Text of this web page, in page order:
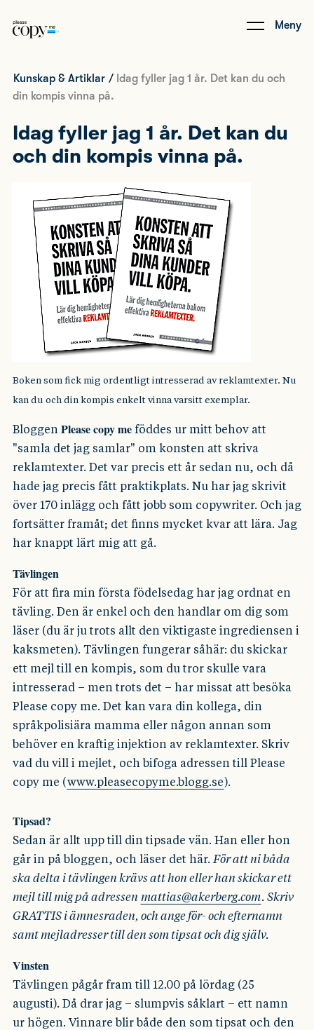
Meny
Kunskap & Artiklar / Idag fyller jag 1 år. Det kan du och
din kompis vinna på.
Idag fyller jag 1 år. Det kan du
och din kompis vinna på.
Boken som fick mig ordentligt intresserad av reklamtexter. Nu
kan du och din kompis enkelt vinna varsitt exemplar.
Bloggen Please copy me föddes ur mitt behov att
"samla det jag samlar" om konsten att skriva
reklamtexter. Det var precis ett år sedan nu, och då
hade jag precis fått praktikplats. Nu har jag skrivit
över 170 inlägg och fått jobb som copywriter. Och jag
fortsätter framåt; det finns mycket kvar att lära. Jag
har knappt lärt mig att gå.
Tävlingen
För att fira min första födelsedag har jag ordnat en
tävling. Den är enkel och den handlar om dig som
läser (du är ju trots allt den viktigaste ingrediensen i
kaksmeten). Tävlingen fungerar såhär: du skickar
ett mejl till en kompis, som du tror skulle vara
intresserad – men trots det – har missat att besöka
Please copy me. Det kan vara din kollega, din
språkpolisiära mamma eller någon annan som
behöver en kraftig injektion av reklamtexter. Skriv
vad du vill i mejlet, och bifoga adressen till Please
copy me (www.pleasecopyme.blogg.se).
Tipsad?
Sedan är allt upp till din tipsade vän. Han eller hon
går in på bloggen, och läser det här. För att ni båda
ska delta i tävlingen krävs att hon eller han skickar ett
mejl till mig på adressen mattias@akerberg.com. Skriv
GRATTIS i ämnesraden, och ange för- och efternamn
samt mejladresser till den som tipsat och dig själv.
Vinsten
Tävlingen pågår fram till 12.00 på lördag (25
augusti). Då drar jag – slumpvis såklart – ett namn
ur högen. Vinnare blir både den som tipsat och den